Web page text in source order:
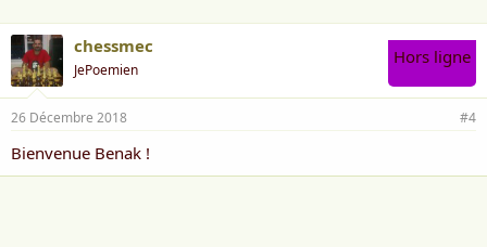
chessmec
JePoemien
Hors ligne
26 Décembre 2018 #4
Bienvenue Benak !